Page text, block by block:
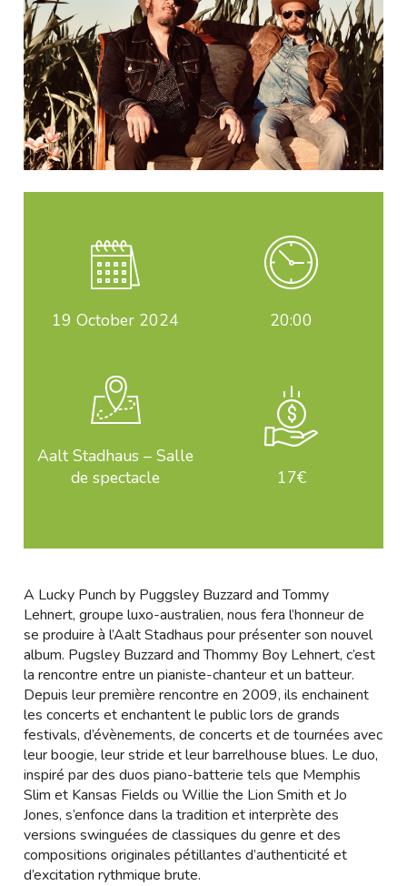
19 October 2024 20:00
Aalt Stadhaus – Salle
de spectacle
17€
A Lucky Punch by Puggsley Buzzard and Tommy
Lehnert, groupe luxo-australien, nous fera l’honneur de
se produire à l’Aalt Stadhaus pour présenter son nouvel
album. Pugsley Buzzard and Thommy Boy Lehnert, c’est
la rencontre entre un pianiste-chanteur et un batteur.
Depuis leur première rencontre en 2009, ils enchainent
les concerts et enchantent le public lors de grands
festivals, d’évènements, de concerts et de tournées avec
leur boogie, leur stride et leur barrelhouse blues. Le duo,
inspiré par des duos piano-batterie tels que Memphis
Slim et Kansas Fields ou Willie the Lion Smith et Jo
Jones, s’enfonce dans la tradition et interprète des
versions swinguées de classiques du genre et des
compositions originales pétillantes d’authenticité et
d’excitation rythmique brute.